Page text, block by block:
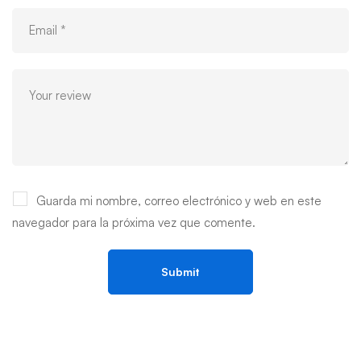
Guarda mi nombre, correo electrónico y web en este
navegador para la próxima vez que comente.